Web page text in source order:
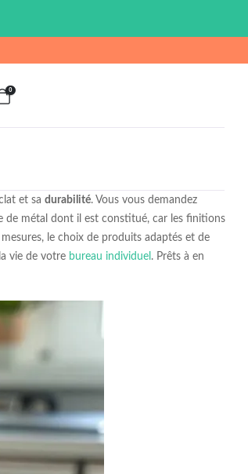
0
et sa durabilité. Vous vous demandez
de métal dont il est constitué, car les finitions
le choix de produits adaptés et de
vie de votre bureau individuel . Prêts à en